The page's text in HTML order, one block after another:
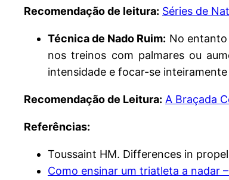
Recomendação de leitura: Séries de
Técnica de Nado Ruim: No entanto
nos treinos com palmares ou
intensidade e focar-se
Recomendação de Leitura: A Braçada
Referências:
Toussaint HM. Differences in
Como ensinar um triatleta a nadar